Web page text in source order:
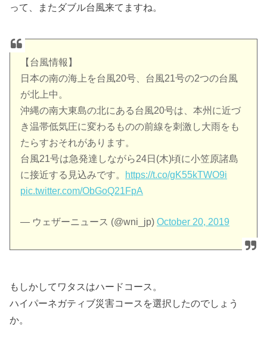
って、またダブル台風来てますね。
【台風情報】
日本の南の海上を台風20号、台風21号の2つの台風
が北上中。
沖縄の南大東島の北にある台風20号は、本州に近づ
き温帯低気圧に変わるものの前線を刺激し大雨をも
たらすおそれがあります。
台風21号は急発達しながら24日(木)頃に小笠原諸島
に接近する見込みです。
https://t.co/gK55kTWO9i
pic.twitter.com/ObGoQ21FpA
— ウェザーニュース (@wni_jp)October 20, 2019
もしかしてワタスはハードコース。
ハイパーネガティブ災害コースを選択したのでしょう
か。